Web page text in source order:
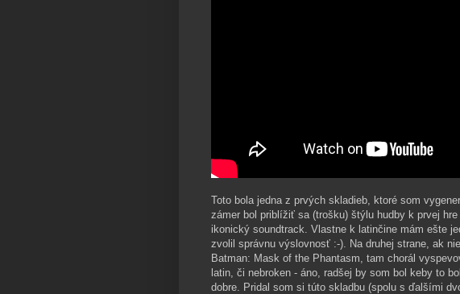
Toto bola jedna z prvých skladieb, ktoré som
zámer bol priblížiť sa (trošku) štýlu hudby k prvej
ikonický soundtrack. Vlastne k latinčine mám ešte
zvolil správnu výslovnosť :-). Na druhej strane, ak
Batman: Mask of the Phantasm, tam chorál
latin, či nebroken - áno, radšej by som bol keby to
dobre. Pridal som si túto skladbu (spolu s ďalšími